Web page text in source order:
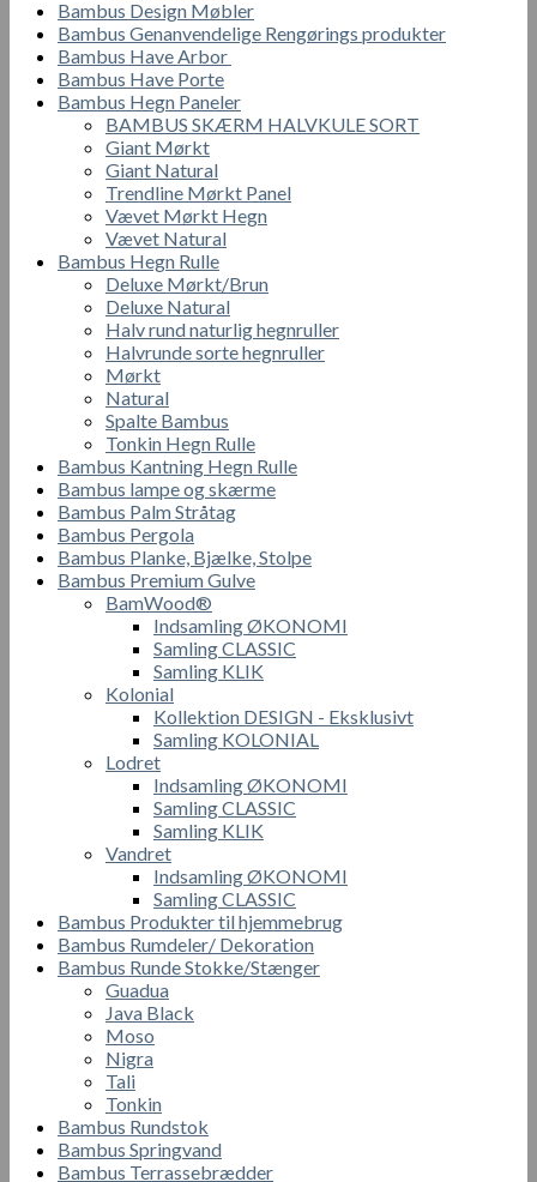
Bambus Design Møbler
Bambus Genanvendelige Rengørings produkter
Bambus Have Arbor
Bambus Have Porte
Bambus Hegn Paneler
BAMBUS SKÆRM HALVKULE SORT
Giant Mørkt
Giant Natural
Trendline Mørkt Panel
Vævet Mørkt Hegn
Vævet Natural
Bambus Hegn Rulle
Deluxe Mørkt/Brun
Deluxe Natural
Halv rund naturlig hegnruller
Halvrunde sorte hegnruller
Mørkt
Natural
Spalte Bambus
Tonkin Hegn Rulle
Bambus Kantning Hegn Rulle
Bambus lampe og skærme
Bambus Palm Stråtag
Bambus Pergola
Bambus Planke, Bjælke, Stolpe
Bambus Premium Gulve
BamWood®
Indsamling ØKONOMI
Samling CLASSIC
Samling KLIK
Kolonial
Kollektion DESIGN - Eksklusivt
Samling KOLONIAL
Lodret
Indsamling ØKONOMI
Samling CLASSIC
Samling KLIK
Vandret
Indsamling ØKONOMI
Samling CLASSIC
Bambus Produkter til hjemmebrug
Bambus Rumdeler/ Dekoration
Bambus Runde Stokke/Stænger
Guadua
Java Black
Moso
Nigra
Tali
Tonkin
Bambus Rundstok
Bambus Springvand
Bambus Terrassebrædder